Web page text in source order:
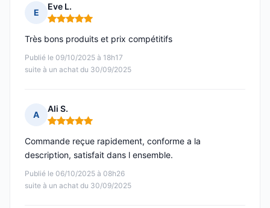
E
Eve L.
Note : 5 sur 5
Publié le 09/10/2025 à 18h17
suite à un achat du 30/09/2025
Très bons produits et prix compétitifs
A
Ali S.
Note : 5 sur 5
Publié le 06/10/2025 à 08h26
suite à un achat du 30/09/2025
Commande reçue rapidement, conforme a la
description, satisfait dans l ensemble.